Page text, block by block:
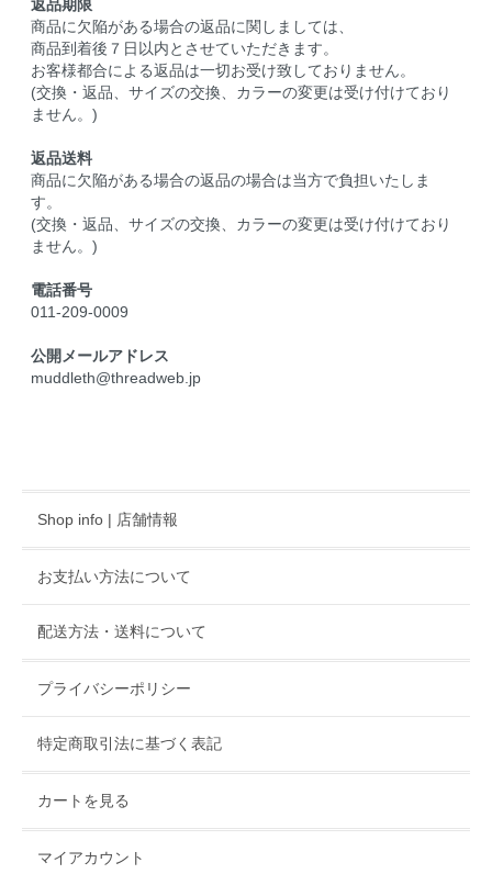
返品期限
商品に欠陥がある場合の返品に関しましては、
商品到着後７日以内とさせていただきます。
お客様都合による返品は一切お受け致しておりません。
(交換・返品、サイズの交換、カラーの変更は受け付けており
ません。)
返品送料
商品に欠陥がある場合の返品の場合は当方で負担いたしま
す。
(交換・返品、サイズの交換、カラーの変更は受け付けており
ません。)
電話番号
011-209-0009
公開メールアドレス
muddleth@threadweb.jp
Shop info | 店舗情報
お支払い方法について
配送方法・送料について
プライバシーポリシー
特定商取引法に基づく表記
カートを見る
マイアカウント